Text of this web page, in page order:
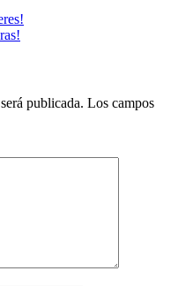
publicada. Los campos